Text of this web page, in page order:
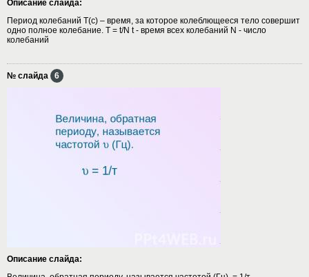
Описание слайда:
Период колебаний Т(с) – время, за которое колеблющееся тело совершит
одно полное колебание. Т = t/N t - время всех колебаний N - число
колебаний
№ слайда 6
Описание слайда: